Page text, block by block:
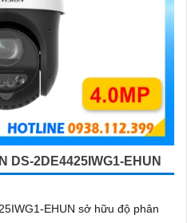
DS-2DE4425IWG1-EHUN
EHUN sở hữu độ phân